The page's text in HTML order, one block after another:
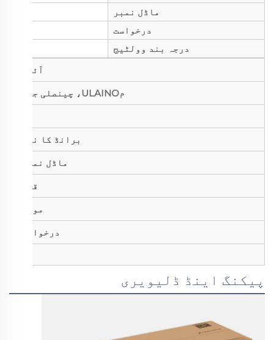
ماڈل نمبر
درخواست
درجہ بند وولٹیج
آئٹم
مULAINO، چینصلی جگہ
برانڈ کا نام
ماڈل نمبر
قسم
مواد
درخواست
پیکنگ اینڈ ڈلیویری